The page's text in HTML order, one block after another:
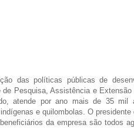
das políticas públicas de
de Pesquisa, Assistência e
atende por ano mais de 35 mil
e quilombolas. O
da empresa são todos